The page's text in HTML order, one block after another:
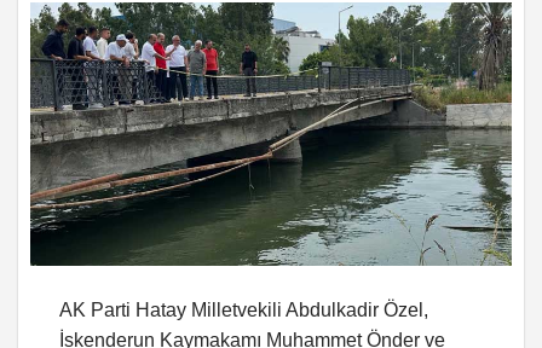
AK Parti Hatay Milletvekili Abdulkadir Özel,
İskenderun Kaymakamı Muhammet Önder ve